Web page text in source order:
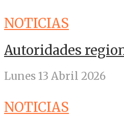
NOTICIAS
Autoridades
Lunes 13 Abril 2026
NOTICIAS